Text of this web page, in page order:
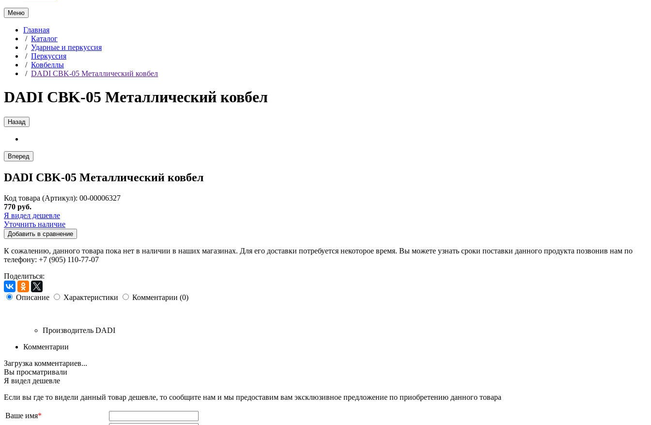
Меню
Главная
/ Каталог
/ Ударные и перкуссия
/ Перкуссия
/ Ковбеллы
/ DADI CBK-05 Металлический ковбел
DADI CBK-05 Металлический ковбел
Назад
Вперед
DADI CBK-05 Металлический ковбел
Код товара (Артикул): 00-00006327
770 руб.
Я видел дешевле
Уточнить наличие
Добавить в сравнение
К сожалению, данного товара пока нет в наличии в наших магазинах. Для его доставки потребуется некоторое время. Вы можете узнать сроки поставки данного продукта позвонив нам по
телефону: +7 (905) 110-77-07
Поделиться:
Описание Характеристики Комментарии (0)
Производитель DADI
Комментарии
Загрузка комментариев...
Вы просматривали
Я видел дешевле
Если вы где то видели данный товар дешевле, то сообщите нам и мы предоставим вам эксклюзивное предложение по приобретению данного товара
Ваше имя*